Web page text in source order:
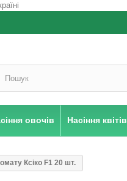
овочів Насіння квітів
Ксіко F1 20 шт.